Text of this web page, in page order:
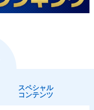
スペシャル
コンテンツ